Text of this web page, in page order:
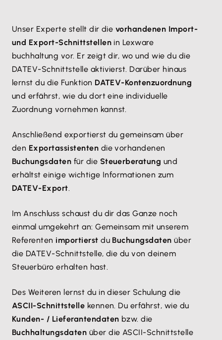
Unser Experte stellt dir die vorhandenen Import-
und Export-Schnittstellen in Lexware
buchhaltung vor. Er zeigt dir, wo und wie du die
DATEV-Schnittstelle aktivierst. Darüber hinaus
lernst du die Funktion DATEV-Kontenzuordnung
und erfährst, wie du dort eine individuelle
Zuordnung vornehmen kannst.
Anschließend exportierst du gemeinsam über
den Exportassistenten die vorhandenen
Buchungsdaten für die Steuerberatung und
erhältst einige wichtige Informationen zum
DATEV-Export.
Im Anschluss schaust du dir das Ganze noch
einmal umgekehrt an: Gemeinsam mit unserem
Referenten importierst du Buchungsdaten über
die DATEV-Schnittstelle, die du von deinem
Steuerbüro erhalten hast.
Des Weiteren lernst du in dieser Schulung die
ASCII-Schnittstelle kennen. Du erfährst, wie du
Kunden- / Lieferantendaten bzw. die
Buchhaltungsdaten über die ASCII-Schnittstelle